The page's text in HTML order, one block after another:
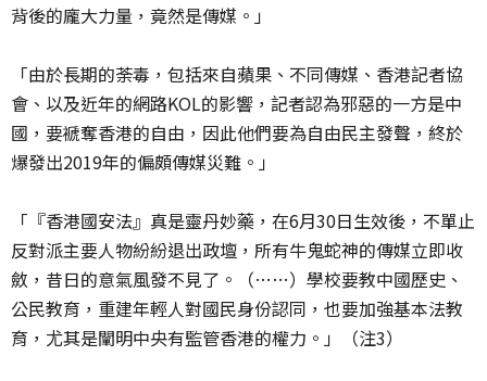
背後的龐大力量，竟然是傳媒。」
「由於長期的荼毒，包括來自蘋果、不同傳媒、香港記者協
會、以及近年的網路KOL的影響，記者認為邪惡的一方是中
國，要褫奪香港的自由，因此他們要為自由民主發聲，終於
爆發出2019年的偏頗傳媒災難。」
「『香港國安法』真是靈丹妙藥，在6月30日生效後，不單止
反對派主要人物紛紛退出政壇，所有牛鬼蛇神的傳媒立即收
斂，昔日的意氣風發不見了。（……）學校要教中國歷史、
公民教育，重建年輕人對國民身份認同，也要加強基本法教
育，尤其是闡明中央有監管香港的權力。」（注3）